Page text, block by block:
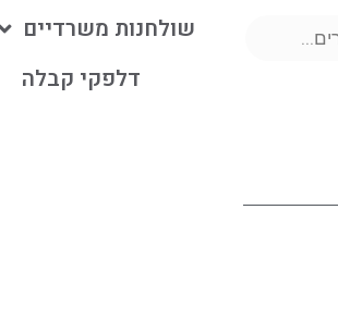
שולחנות משרדיים
דלפקי קבלה